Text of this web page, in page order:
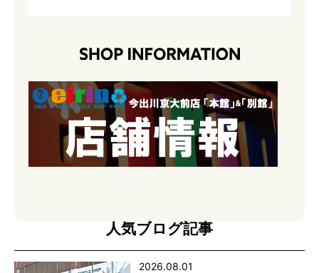
人気ブログ記事
2026.08.01